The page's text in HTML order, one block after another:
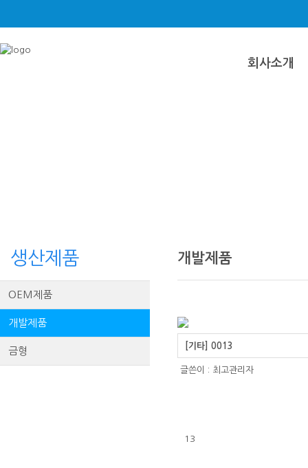
회사소개
생산제품
OEM제품
개발제품
금형
개발제품
[기타] 0013
글쓴이 : 최고관리자
13